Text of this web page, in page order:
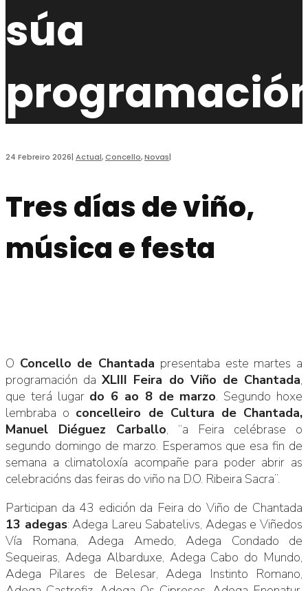
súa
24 Febreiro 2026| Actual,Concello,Novas|
Tres días de viño,
música e festa
O Concello de Chantada presentaba este martes a
programación daXLIII Feira do Viño de Chantada,
que terá lugar do 6 ao 8 de marzo. Segundo hoxe
lembraba o concelleiro de Cultura de Chantada,
Manuel Diéguez Carballo, “a Feira celébrase o
segundo domingo de marzo. Esperamos que esa fin de
semana a climatoloxía acompañe para poder abrir as
celebracións das feiras do viño na D.O. Ribeira Sacra”.
Participan da 43 edición da Feira do Viño de Chantada
13 adegas: Adega Lareu Sabatelivs, Adegas e Viñedos
Vía Romana, Adega Amedo, Adega Condado de
Sequeiras, Adega Albarduxe, Adega Cabo do Mundo,
Adega Pilares de Belesar, Adega Instinto Romano,